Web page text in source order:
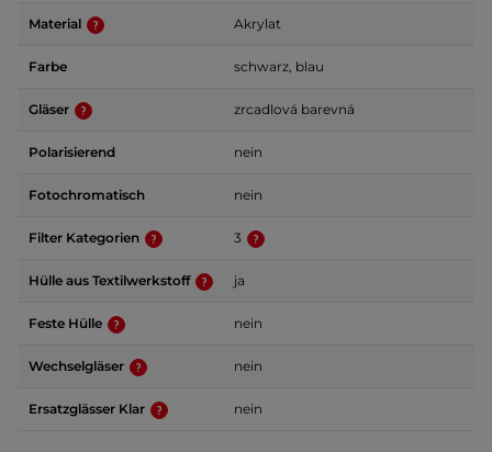
Material Akrylat
Farbe schwarz, blau
Gläser zrcadlová barevná
Polarisierend nein
Fotochromatisch nein
Filter Kategorien 3
Hülle aus Textilwerkstoff ja
Feste Hülle nein
Wechselgläser nein
Ersatzglässer Klar nein